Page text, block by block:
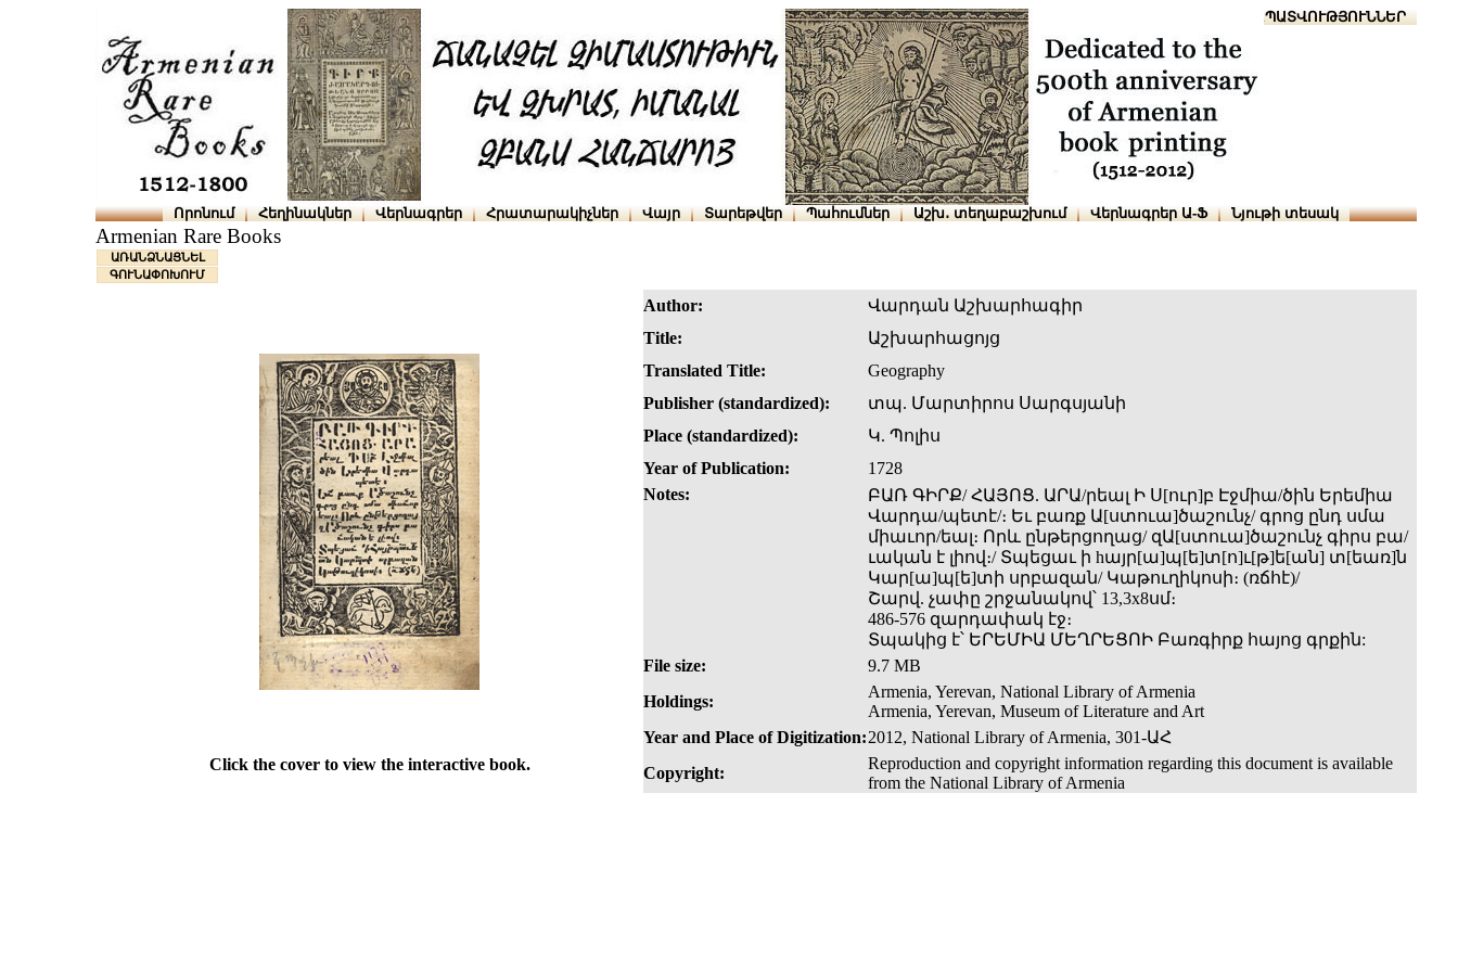
ՆԱԽԱՊԱՏՎՈՒԹՅՈՒՆՆԵՐ
Որոնում Հեղինակներ Վերնագրեր Հրատարակիչներ Վայր Տարեթվեր Պահումներ Աշխ․ տեղաբաշխում Վերնագրեր Ա-Ֆ Նյութի տեսակ
Armenian Rare Books
ԱՌԱՆՁՆԱՑՆԵԼ
ԳՈՒՆԱՓՈԽՈՒՄ
Author:
Վարդան Աշխարհագիր
Title:
Աշխարհացոյց
Translated Title:
Geography
Publisher (standardized):
տպ. Մարտիրոս Սարգսյանի
Place (standardized):
Կ. Պոլիս
Year of Publication:
1728
Notes:
ԲԱՌ ԳԻՐՔ/ ՀԱՅՈՑ. ԱՐԱ/րեալ Ի Ս[ուր]բ Էջմիա­/ծին Երեմիա
Վարդա/պետէ/։ Եւ բառք Ա[ստուա]ծաշունչ/ գրոց ընդ սմա
միաւոր/եալ։ Որև ընթերցողաց/ զԱ[ստուա]ծաշունչ գիրս բա/
ւական է լիով։/ Տպեցաւ ի hայր[ա]պ[ե]տ[ո]ւ[թ]ե[ան] տ[եառ]ն
Կար[ա]պ[ե]տի սրբազան/ Կաթուղիկոսի։ (ռճհէ)/
Շարվ. չափը շրջանակով՝ 13,3x8սմ։
486-576 զարդափակ էջ։
Տպակից է՝ ԵՐԵՄԻԱ ՄԵՂՐԵՑՈԻ Բառգիրք հայոց գրքին:
File size:
9.7 MB
Holdings:
Armenia, Yerevan, National Library of Armenia
Armenia, Yerevan, Museum of Literature and Art
Year and Place of Digitization:2012, National Library of Armenia, 301-ԱՀ
Click the cover to view the interactive book.
Copyright:
Reproduction and copyright information regarding this document is available
from the National Library of Armenia